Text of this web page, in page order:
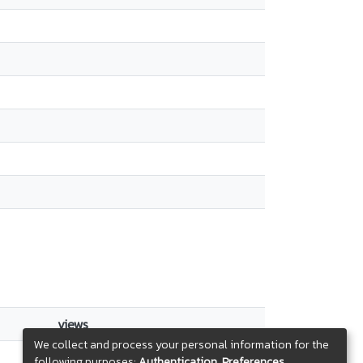
views
112
We collect and process your personal information for the